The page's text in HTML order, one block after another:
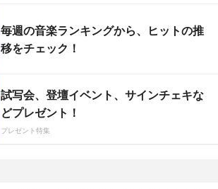
毎週の音楽ランキングから、ヒットの推
移をチェック！
試写会、登壇イベント、サインチェキな
どプレゼント！
プレゼント特集